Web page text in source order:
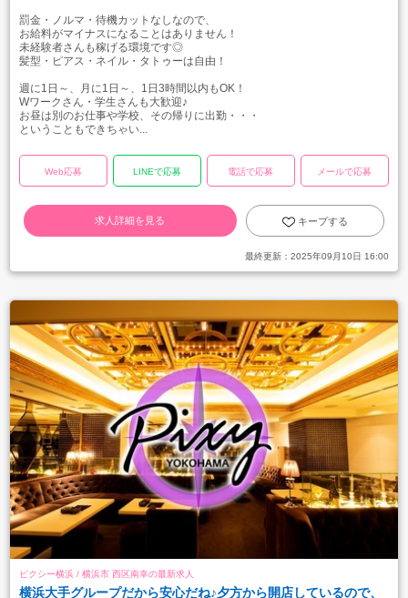
罰金・ノルマ・待機カットなしなので、
お給料がマイナスになることはありません！
未経験者さんも稼げる環境です◎
髪型・ピアス・ネイル・タトゥーは自由！
週に1日～、月に1日～、1日3時間以内もOK！
Wワークさん・学生さんも大歓迎♪
お昼は別のお仕事や学校、その帰りに出勤・・・
ということもできちゃい...
Web応募 LINEで応募 電話で応募 メールで応募
求人詳細を見る キープする
最終更新： 2025年09月10日 16:00
ピクシー横浜 / 横浜市 西区南幸の最新求人
横浜大手グループだから安心だね♪夕方から開店しているので、